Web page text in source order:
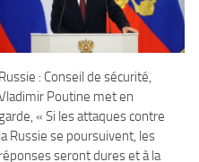
Russie : Conseil de sécurité,
Poutine met en
garde, « Si les attaques contre
la Russie se poursuivent, les
réponses seront dures et à la